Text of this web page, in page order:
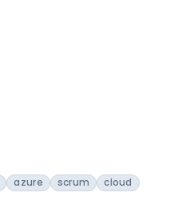
azure scrum
cloud